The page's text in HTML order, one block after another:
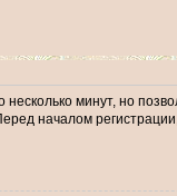
минут, но
началом